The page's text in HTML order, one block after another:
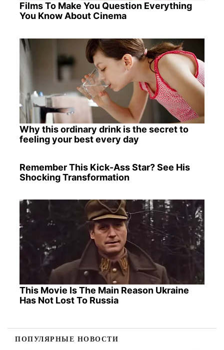
Films To Make You Question Everything
You Know About Cinema
Why this ordinary drink is the secret to
feeling your best every day
Remember This Kick-Ass Star? See His
Shocking Transformation
This Movie Is The Main Reason Ukraine
Has Not Lost To Russia
ПОПУЛЯРНЫЕ НОВОСТИ